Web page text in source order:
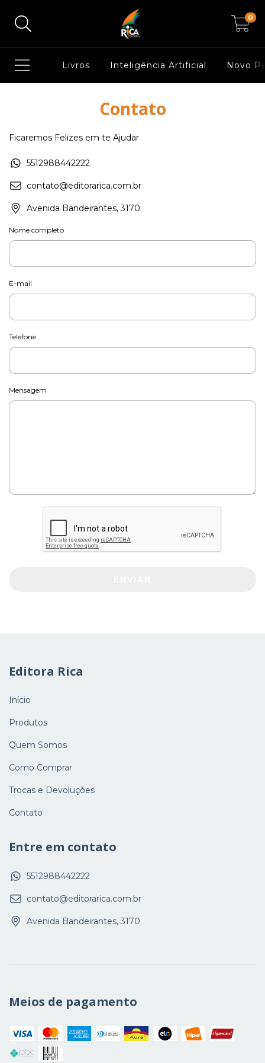
0
Livros Inteligência Artificial Novo
Contato
Ficaremos Felizes em te Ajudar
5512988442222
contato@editorarica.com.br
Avenida Bandeirantes, 3170
Nome completo
E-mail
Telefone
Mensagem
Editora Rica
Início
Produtos
Quem Somos
Como Comprar
Trocas e Devoluções
Contato
Entre em contato
5512988442222
contato@editorarica.com.br
Avenida Bandeirantes, 3170
Meios de pagamento